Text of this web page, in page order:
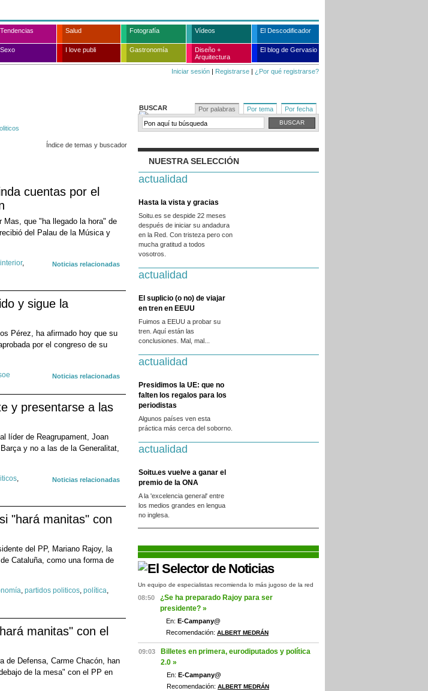
Tendencias Salud Fotografía Vídeos El Descodificador
Sexo I love publi Gastronomía
Diseño +
Arquitectura
El blog de Gervasio
Iniciar sesión | Registrarse | ¿Por qué registrarse?
BUSCAR Por palabras Por tema Por fecha
NUESTRA SELECCIÓN
actualidad
Hasta la vista y gracias
Soitu.es se despide 22 meses
después de iniciar su andadura
en la Red. Con tristeza pero con
mucha gratitud a todos
vosotros.
actualidad
El suplicio (o no) de viajar
en tren en EEUU
Fuimos a EEUU a probar su
tren. Aquí están las
conclusiones. Mal, mal...
actualidad
Presidimos la UE: que no
falten los regalos para los
periodistas
Algunos países ven esta
práctica más cerca del soborno.
actualidad
Soitu.es vuelve a ganar el
premio de la ONA
A la 'excelencia general' entre
los medios grandes en lengua
no inglesa.
Un equipo de especialistas recomienda lo más jugoso de la red
08:50
¿Se ha preparado Rajoy para ser
presidente? »
En: E-Campany@
Recomendación: ALBERT MEDRÁN
09:03
Billetes en primera, eurodiputados y política
2.0 »
En: E-Campany@
Recomendación: ALBERT MEDRÁN
Índice de temas y buscador
cuentas por el
Mas, que "ha llegado la hora" de
del Palau de la Música y
Noticias relacionadas
interior,
y sigue la
Pérez, ha afirmado hoy que su
por el congreso de su
Noticias relacionadas
y presentarse a las
líder de Reagrupament, Joan
y no a las de la Generalitat,
Noticias relacionadas
,
"hará manitas" con
del PP, Mariano Rajoy, la
Cataluña, como una forma de
, partidos politicos, política,
manitas" con el
de Defensa, Carme Chacón, han
de la mesa" con el PP en